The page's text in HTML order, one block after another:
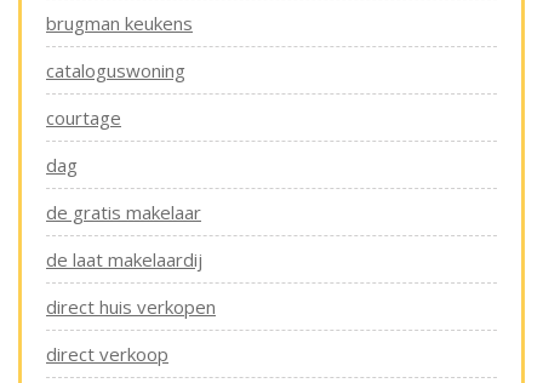
brugman keukens
cataloguswoning
courtage
dag
de gratis makelaar
de laat makelaardij
direct huis verkopen
direct verkoop